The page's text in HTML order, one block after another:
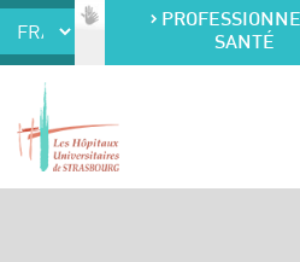
Accéder au contenu
Accéder au menu
SANTÉ